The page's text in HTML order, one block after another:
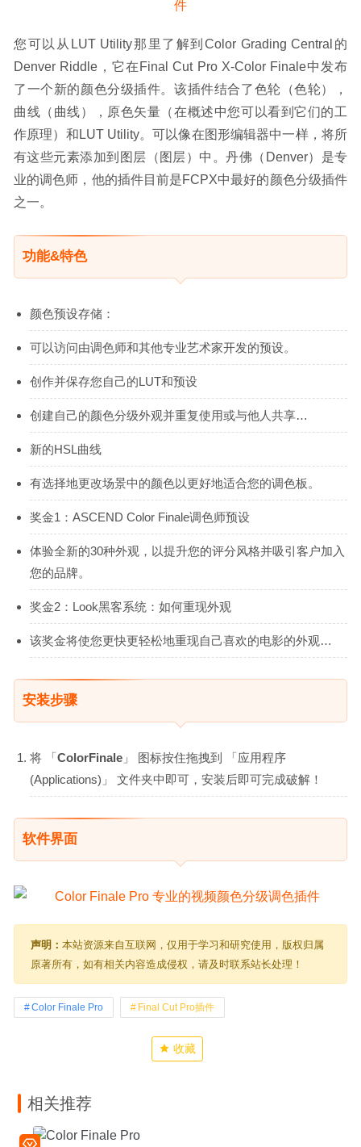
您可以从LUT Utility那里了解到Color Grading Central的
Denver Riddle，它在Final Cut Pro X-Color Finale中发布
了一个新的颜色分级插件。该插件结合了色轮（色轮），
曲线（曲线），原色矢量（在概述中您可以看到它们的工
作原理）和LUT Utility。可以像在图形编辑器中一样，将所
有这些元素添加到图层（图层）中。丹佛（Denver）是专
业的调色师，他的插件目前是FCPX中最好的颜色分级插件
之一。
功能&特色
颜色预设存储：
可以访问由调色师和其他专业艺术家开发的预设。
创作并保存您自己的LUT和预设
创建自己的颜色分级外观并重复使用或与他人共享…
新的HSL曲线
有选择地更改场景中的颜色以更好地适合您的调色板。
奖金1：ASCEND Color Finale调色师预设
体验全新的30种外观，以提升您的评分风格并吸引客户加入
您的品牌。
奖金2：Look黑客系统：如何重现外观
该奖金将使您更快更轻松地重现自己喜欢的电影的外观…
安装步骤
将 「ColorFinale 」 图标按住拖拽到 「应用程序
(Applications)」 文件夹中即可，安装后即可完成破解！
软件界面
声明： 本站资源来自互联网，仅用于学习和研究使用，版权归属
原著所有，如有相关内容造成侵权，请及时联系站长处理！
Color Finale Pro Final Cut Pro插件
收藏
相关推荐